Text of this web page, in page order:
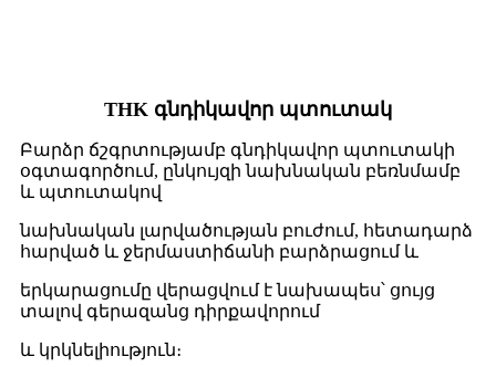
THK գնդիկավոր պտուտակ
Բարձր ճշգրտությամբ գնդիկավոր պտուտակի
օգտագործում, ընկույզի նախնական բեռնմամբ
և պտուտակով
նախնական լարվածության բուժում, հետադարձ
հարված և ջերմաստիճանի բարձրացում և
երկարացումը վերացվում է նախապես՝ ցույց
տալով գերազանց դիրքավորում
և կրկնելիություն։